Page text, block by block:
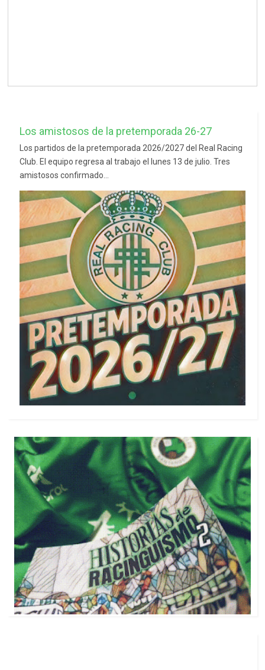
Los amistosos de la pretemporada 26-27
Los partidos de la pretemporada 2026/2027 del Real Racing
Club. El equipo regresa al trabajo el lunes 13 de julio. Tres
amistosos confirmado...